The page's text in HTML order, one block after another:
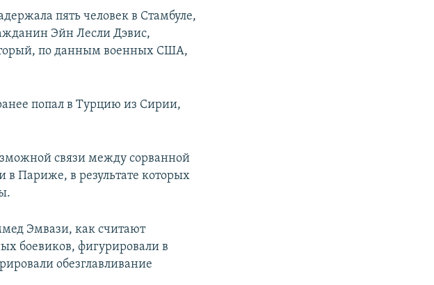
пять человек в Стамбуле,
Эйн Лесли Дэвис,
по данным военных США,
попал в Турцию из Сирии,
связи между сорванной
в Париже, в результате которых
Эмвази, как считают
боевиков, фигурировали в
обезглавливание